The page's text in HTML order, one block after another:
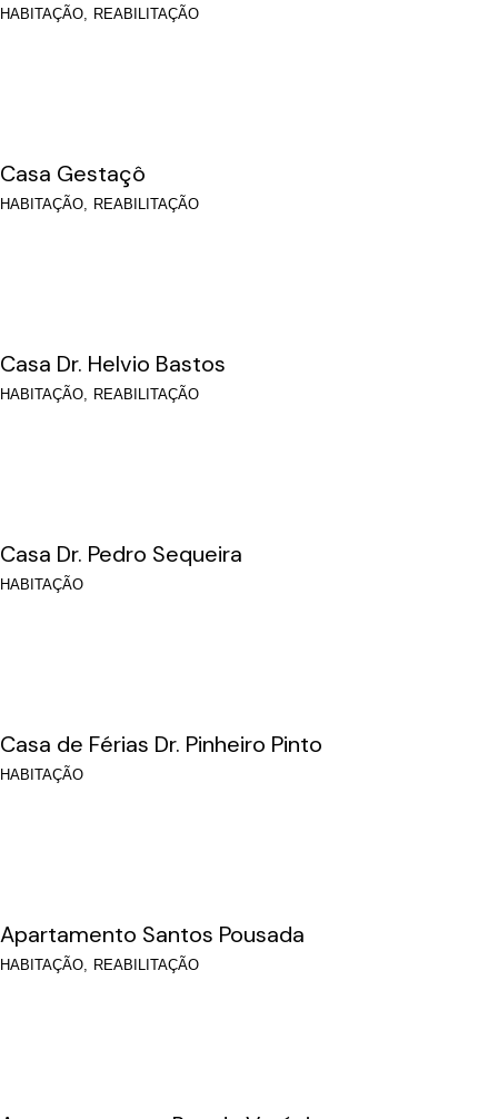
HABITAÇÃO REABILITAÇÃO
Casa Gestaçô
HABITAÇÃO REABILITAÇÃO
Casa Dr. Helvio Bastos
HABITAÇÃO REABILITAÇÃO
Casa Dr. Pedro Sequeira
HABITAÇÃO
Casa de Férias Dr. Pinheiro Pinto
HABITAÇÃO
Apartamento Santos Pousada
HABITAÇÃO REABILITAÇÃO